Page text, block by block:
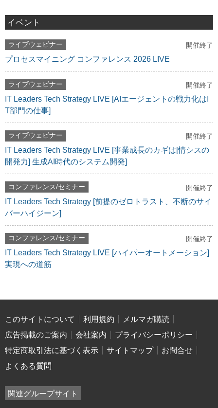
イベント
ライブウェビナー 開催終了
プロセスマイニング コンファレンス 2026 LIVE
ライブウェビナー 開催終了
IT Leaders Tech Strategy LIVE [AIエージェントの戦力化はI
T部門の仕事]
ライブウェビナー 開催終了
IT Leaders Tech Strategy LIVE [事業成長のカギは[情シスの
開発力] 生成AI時代のシステム開発]
コンファレンス/セミナー 開催終了
IT Leaders Tech Strategy [前提のゼロトラスト、不断のサイ
バーハイジーン]
コンファレンス/セミナー 開催終了
IT Leaders Tech Strategy LIVE [ハイパーオートメーション]
実現への道筋
このサイトについて 利用規約
メルマガ購読
広告掲載のご案内
会社案内
プライバシーポリシー
特定商取引法に基づく表示
サイトマップ
お問合せ
よくある質問
関連グループサイト